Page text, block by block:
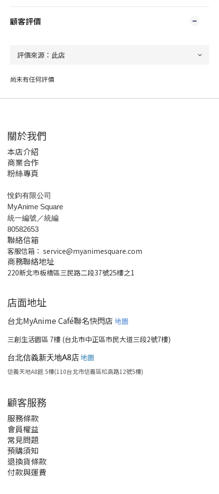
顧客評價
尚未有任何評價
關於我們
本店介紹
商業合作
粉絲專頁
悅鈞有限公司
MyAnime Square
統一編號／統編
80582653
聯絡信箱
客服信箱： service@myanimesquare.com
商務聯絡地址
220新北市板橋區三民路二段37號25樓之1
店面地址
台北MyAnime Café聯名快閃店 地圖
三創生活園區 7樓 (台北市中正區市民大道三段2號7樓)
台北信義新天地A8店地圖
信義天地A8館 5樓(110台北市信義區松高路12號5樓)
顧客服務
服務條款
會員權益
常見問題
預購須知
退換貨條款
付款與運費